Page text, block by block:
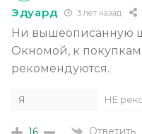
Эдуард 3 лет назад
Ни вышеописанную
Окномой, к
рекомендуются.
Я НЕ
Ответить